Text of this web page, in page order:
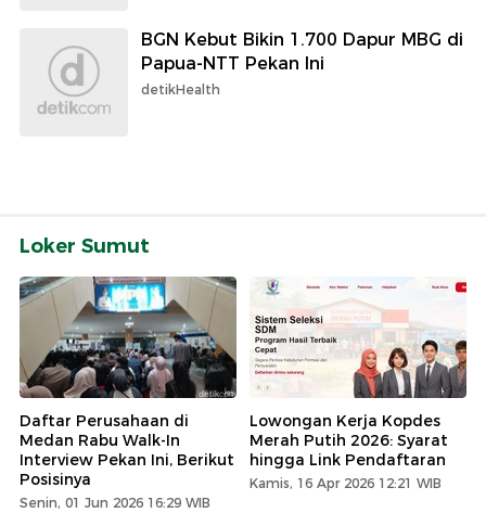
BGN Kebut Bikin 1.700 Dapur MBG di
Papua-NTT Pekan Ini
detikHealth
Loker Sumut
Daftar Perusahaan di
Medan Rabu Walk-In
Interview Pekan Ini, Berikut
Posisinya
Senin, 01 Jun 2026 16:29 WIB
Lowongan Kerja Kopdes
Merah Putih 2026: Syarat
hingga Link Pendaftaran
Kamis, 16 Apr 2026 12:21 WIB